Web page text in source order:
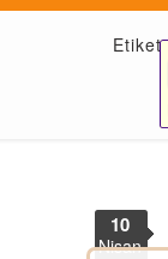
Etiket
10
Nisan